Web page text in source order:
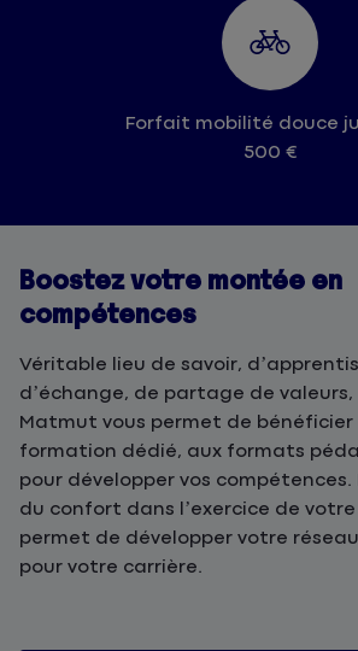
Forfait mobilité douce
500 €
Boostez votre montée en
compétences
Véritable lieu de savoir,
d’échange, de partage de valeurs,
Matmut vous permet de bénéficier
formation dédié, aux formats
pour développer vos compétences.
du confort dans l’exercice de
permet de développer votre
pour votre carrière.